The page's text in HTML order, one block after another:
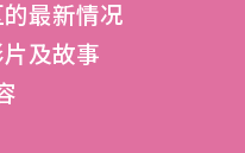
最新情况
及故事